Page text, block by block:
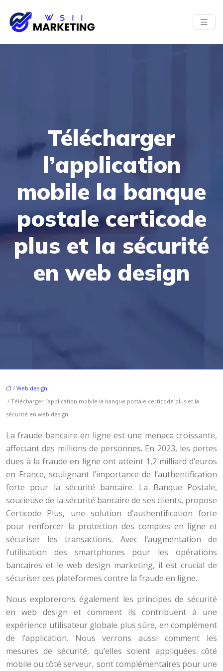
Télécharger
l’application
mobile la banque
postale certicode
plus et la sécurité
en web design
/ Web design
/ Télécharger l’application mobile la banque postale certicode plus et la
sécurité en web design
La fraude bancaire en ligne est une menace croissante,
affectant des millions de personnes. En 2023, les pertes
dues à la fraude en ligne ont atteint 1,2 milliard d’euros
en France, soulignant l’importance de l’authentification
forte pour la sécurité bancaire. La Banque Postale,
soucieuse de la sécurité bancaire de ses clients, propose
Certicode Plus, une solution d’authentification forte
pour renforcer la protection des comptes en ligne et
sécuriser les transactions. Avec l’augmentation de
l’utilisation des smartphones pour les opérations
bancaires et le web design marketing, il est crucial de
sécuriser ces plateformes contre la fraude en ligne.
Nous explorerons également les principes de sécurité
en web design et comment ils contribuent à une
expérience utilisateur globale plus sûre, en complément
de l’application. Nous verrons aussi comment les
mesures de sécurité, qu’elles soient appliquées côté
mobile ou côté serveur, sont complémentaires pour une